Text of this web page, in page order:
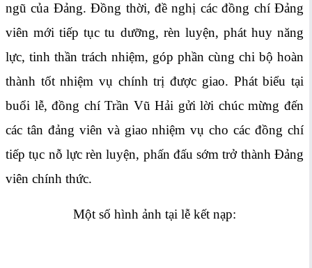
ngũ của Đảng. Đồng thời, đề nghị các đồng chí Đảng
viên mới tiếp tục tu dưỡng, rèn luyện, phát huy năng
lực, tinh thần trách nhiệm, góp phần cùng chi bộ hoàn
thành tốt nhiệm vụ chính trị được giao. Phát biểu tại
buổi lễ, đồng chí Trần Vũ Hải gửi lời chúc mừng đến
các tân đảng viên và giao nhiệm vụ cho các đồng chí
tiếp tục nỗ lực rèn luyện, phấn đấu sớm trở thành Đảng
viên chính thức.
Một số hình ảnh tại lễ kết nạp: